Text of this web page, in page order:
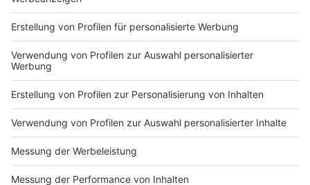
Markiere sie hierfür mit einem
Impressum Newsletter